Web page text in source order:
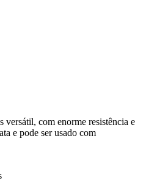
versátil, com enorme resistência e
e pode ser usado com